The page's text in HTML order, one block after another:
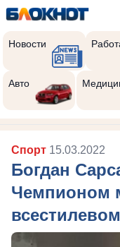
Новости
Авто
Спорт 15.03.2022
Богдан
Чемпионом